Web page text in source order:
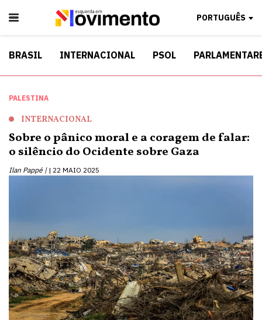
PORTUGUÊS
BRASIL INTERNACIONAL PSOL
PALESTINA
INTERNACIONAL
Sobre o pânico moral e a coragem de falar:
o silêncio do Ocidente sobre Gaza
Ilan Pappé | 22 MAIO 2025